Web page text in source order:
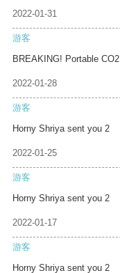
2022-01-31
游客
BREAKING! Portable CO2
2022-01-28
游客
Horny Shriya sent you 2
2022-01-25
游客
Horny Shriya sent you 2
2022-01-17
游客
Horny Shriya sent you 2